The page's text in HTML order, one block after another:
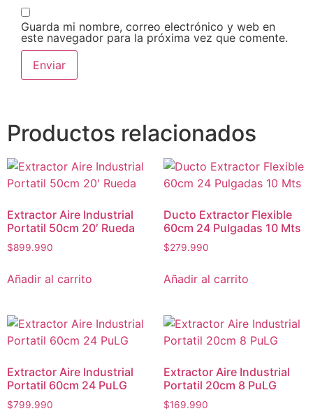
Guarda mi nombre, correo electrónico y web en
este navegador para la próxima vez que comente.
Productos relacionados
Extractor Aire Industrial
Portatil 50cm 20′ Rueda
$899.990
Añadir al carrito
Ducto Extractor Flexible
60cm 24 Pulgadas 10 Mts
$279.990
Añadir al carrito
Extractor Aire Industrial
Portatil 60cm 24 PuLG
$799.990
Extractor Aire Industrial
Portatil 20cm 8 PuLG
$169.990